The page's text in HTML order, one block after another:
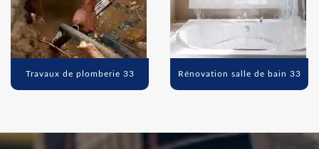
Travaux de plomberie 33 Rénovation salle de bain 33